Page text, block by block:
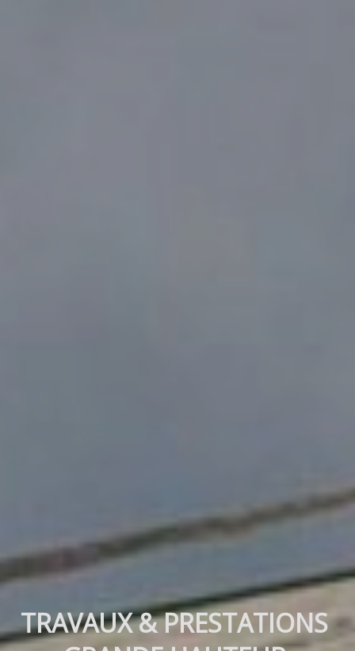
TRAVAUX & PRESTATIONS